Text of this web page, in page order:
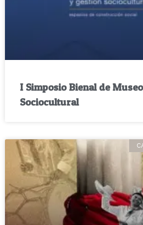
I Simposio Bienal de
Sociocultural